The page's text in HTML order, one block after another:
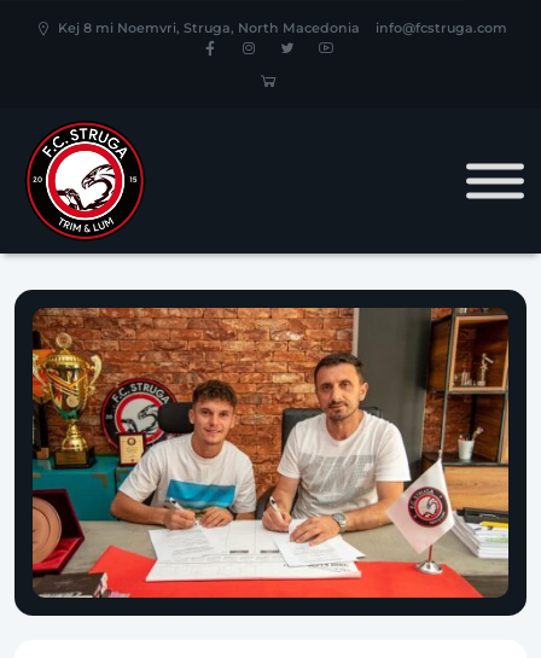
Kej 8 mi Noemvri, Struga, North Macedonia info@fcstruga.com